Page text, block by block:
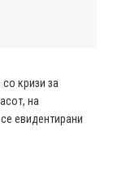
кризи за
на
евидентирани